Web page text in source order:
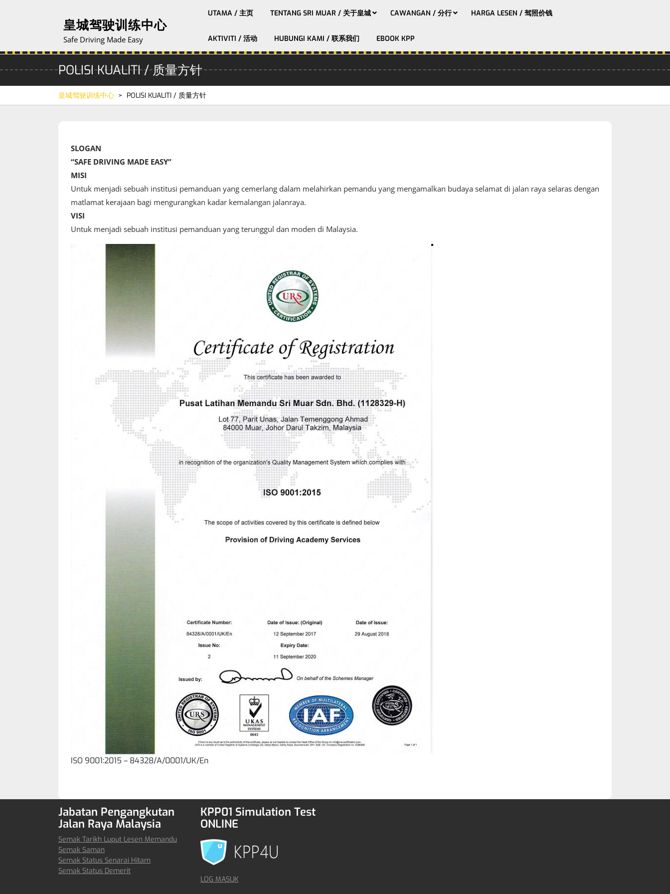
皇城驾驶训练中心
Safe Driving Made Easy
UTAMA / 主页 TENTANG SRI MUAR / 关于皇城 CAWANGAN / 分行 HARGA LESEN / 驾照价钱
AKTIVITI / 活动 HUBUNGI KAMI / 联系我们 EBOOK KPP
POLISI KUALITI / 质量方针
皇城驾驶训练中心 > POLISI KUALITI / 质量方针
SLOGAN
“SAFE DRIVING MADE EASY”
MISI
Untuk menjadi sebuah institusi pemanduan yang cemerlang dalam melahirkan pemandu yang mengamalkan budaya selamat di jalan raya selaras dengan
matlamat kerajaan bagi mengurangkan kadar kemalangan jalanraya.
VISI
Untuk menjadi sebuah institusi pemanduan yang terunggul dan moden di Malaysia.
ISO 9001:2015 – 84328/A/0001/UK/En
Jabatan Pengangkutan
Jalan Raya Malaysia
Semak Tarikh Luput Lesen Memandu
Semak Saman
Semak Status Senarai Hitam
Semak Status Demerit
KPP01 Simulation Test
ONLINE
LOG MASUK